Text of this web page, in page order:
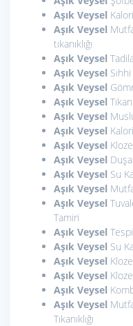
Aşık Veysel
Aşık Veysel
tıkanıklığı
Aşık Veysel
Aşık Veysel
Aşık Veysel
Aşık Veysel
Aşık Veysel
Aşık Veysel
Aşık Veysel
Aşık Veysel
Aşık Veysel Su
Aşık Veysel
Aşık Veysel
Tamiri
Aşık Veysel
Aşık Veysel Su
Aşık Veysel
Aşık Veysel
Aşık Veysel
Aşık Veysel
Tıkanıklığı